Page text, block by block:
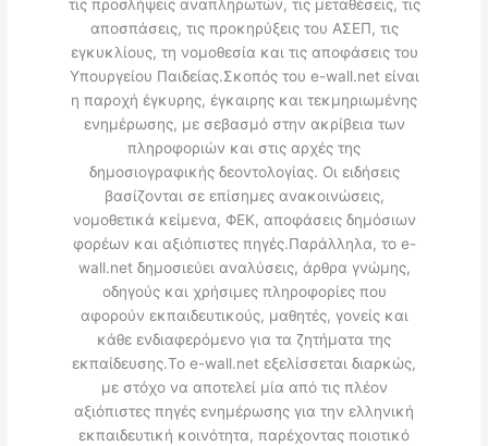
τις προσλήψεις αναπληρωτών, τις μεταθέσεις, τις
αποσπάσεις, τις προκηρύξεις του ΑΣΕΠ, τις
εγκυκλίους, τη νομοθεσία και τις αποφάσεις του
Υπουργείου Παιδείας.Σκοπός του e-wall.net είναι
η παροχή έγκυρης, έγκαιρης και τεκμηριωμένης
ενημέρωσης, με σεβασμό στην ακρίβεια των
πληροφοριών και στις αρχές της
δημοσιογραφικής δεοντολογίας. Οι ειδήσεις
βασίζονται σε επίσημες ανακοινώσεις,
νομοθετικά κείμενα, ΦΕΚ, αποφάσεις δημόσιων
φορέων και αξιόπιστες πηγές.Παράλληλα, το e-
wall.net δημοσιεύει αναλύσεις, άρθρα γνώμης,
οδηγούς και χρήσιμες πληροφορίες που
αφορούν εκπαιδευτικούς, μαθητές, γονείς και
κάθε ενδιαφερόμενο για τα ζητήματα της
εκπαίδευσης.Το e-wall.net εξελίσσεται διαρκώς,
με στόχο να αποτελεί μία από τις πλέον
αξιόπιστες πηγές ενημέρωσης για την ελληνική
εκπαιδευτική κοινότητα, παρέχοντας ποιοτικό